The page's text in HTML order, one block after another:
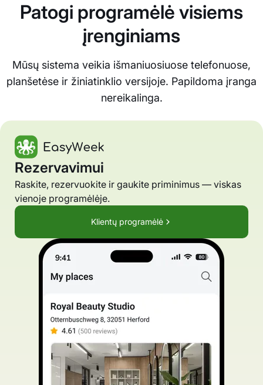
Patogi programėlė visiems
įrenginiams
Mūsų sistema veikia išmaniuosiuose telefonuose,
planšetėse ir žiniatinklio versijoje. Papildoma įranga
nereikalinga.
Rezervavimui
Raskite, rezervuokite ir gaukite priminimus — viskas
vienoje programėlėje.
Klientų programėlė